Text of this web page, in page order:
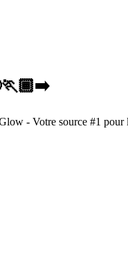
- Votre source #1